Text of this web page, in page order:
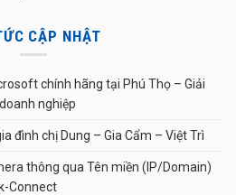
CẬP NHẬT
chính hãng tại Phú Thọ – Giải
nghiệp
đình chị Dung – Gia Cẩm – Việt Trì
thông qua Tên miền (IP/Domain)
Connect